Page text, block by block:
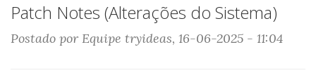
Patch Notes (Alterações do Sistema)
Postado por Equipe tryideas, 16-06-2025 - 11:04